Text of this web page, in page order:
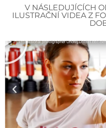
V NÁSLEDUJÍCÍCH
ILUSTRAČNÍ VIDEA Z